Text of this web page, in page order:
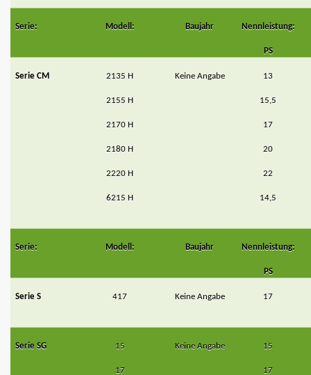
Serie: Modell: Baujahr Nennleistung:
PS
Serie CM 2135 H
2155 H
2170 H
2180 H
2220 H
6215 H
Keine Angabe 13
15,5
17
20
22
14,5
Serie: Modell: Baujahr Nennleistung:
PS
Serie S 417 Keine Angabe 17
Serie SG 15
17
Keine Angabe 15
17